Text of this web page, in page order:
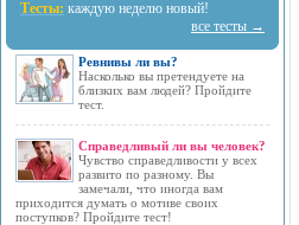
Тесты: каждую неделю новый!
все тесты →
Ревнивы ли вы?
Насколько вы претендуете на
близких вам людей? Пройдите
тест.
Справедливый ли вы человек?
Чувство справедливости у всех
развито по разному. Вы
замечали, что иногда вам
приходится думать о мотиве своих
поступков? Пройдите тест!